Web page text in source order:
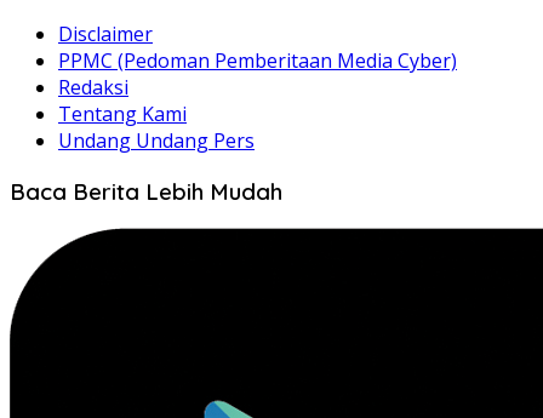
Disclaimer
PPMC (Pedoman Pemberitaan Media Cyber)
Redaksi
Tentang Kami
Undang Undang Pers
Baca Berita Lebih Mudah